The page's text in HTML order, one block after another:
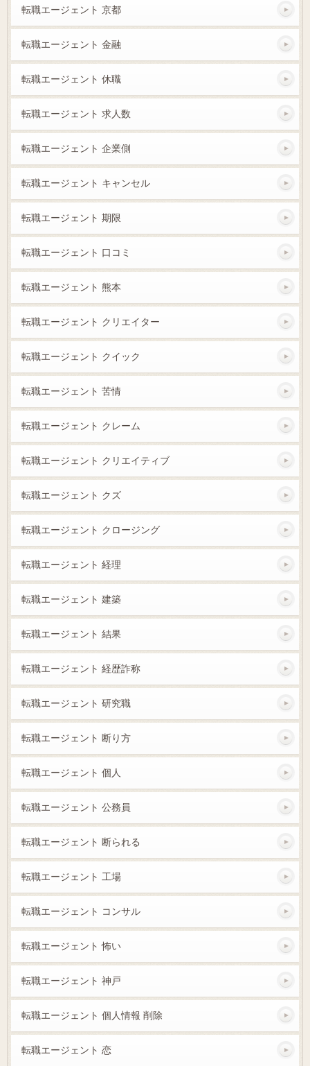
転職エージェント 京都
転職エージェント 金融
転職エージェント 休職
転職エージェント 求人数
転職エージェント 企業側
転職エージェント キャンセル
転職エージェント 期限
転職エージェント 口コミ
転職エージェント 熊本
転職エージェント クリエイター
転職エージェント クイック
転職エージェント 苦情
転職エージェント クレーム
転職エージェント クリエイティブ
転職エージェント クズ
転職エージェント クロージング
転職エージェント 経理
転職エージェント 建築
転職エージェント 結果
転職エージェント 経歴詐称
転職エージェント 研究職
転職エージェント 断り方
転職エージェント 個人
転職エージェント 公務員
転職エージェント 断られる
転職エージェント 工場
転職エージェント コンサル
転職エージェント 怖い
転職エージェント 神戸
転職エージェント 個人情報 削除
転職エージェント 恋